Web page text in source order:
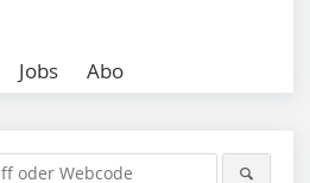
Jobs Abo